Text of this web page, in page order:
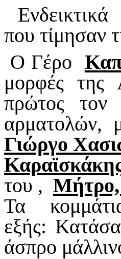
που τίμησαν
Ο Γέρο
μορφές της
πρώτος
αρματολών,
Γιώργο
του ,
Τα
εξής:
άσπρο